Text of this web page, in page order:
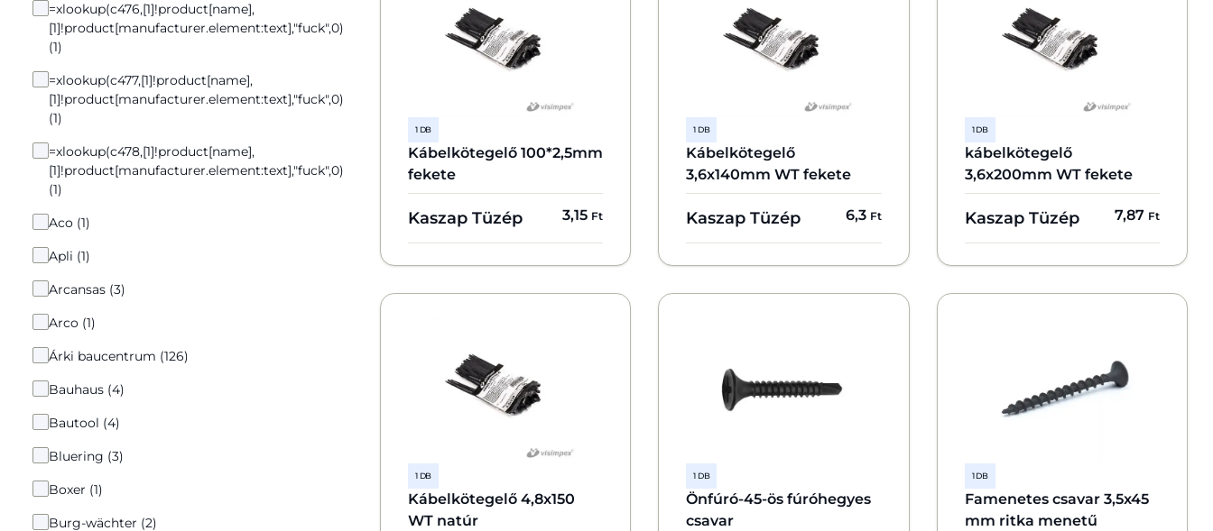
=xlookup(c476,[1]!product[name],
[1]!product[manufacturer.element:text],"fuck",0)
(1)
=xlookup(c477,[1]!product[name],
[1]!product[manufacturer.element:text],"fuck",0)
(1)
=xlookup(c478,[1]!product[name],
[1]!product[manufacturer.element:text],"fuck",0)
(1)
Aco (1)
Apli (1)
Arcansas (3)
Arco (1)
Árki baucentrum (126)
Bauhaus (4)
Bautool (4)
Bluering (3)
Boxer (1)
Burg-wächter (2)
1 DB
Kábelkötegelő 100*2,5mm
fekete
Kaszap Tüzép 3,15 Ft
1 DB
Kábelkötegelő
3,6x140mm WT fekete
Kaszap Tüzép 6,3 Ft
1 DB
kábelkötegelő
3,6x200mm WT fekete
Kaszap Tüzép 7,87 Ft
1 DB
Kábelkötegelő 4,8x150
WT natúr
1 DB
Önfúró-45-ös fúróhegyes
csavar
1 DB
Famenetes csavar 3,5x45
mm ritka menetű